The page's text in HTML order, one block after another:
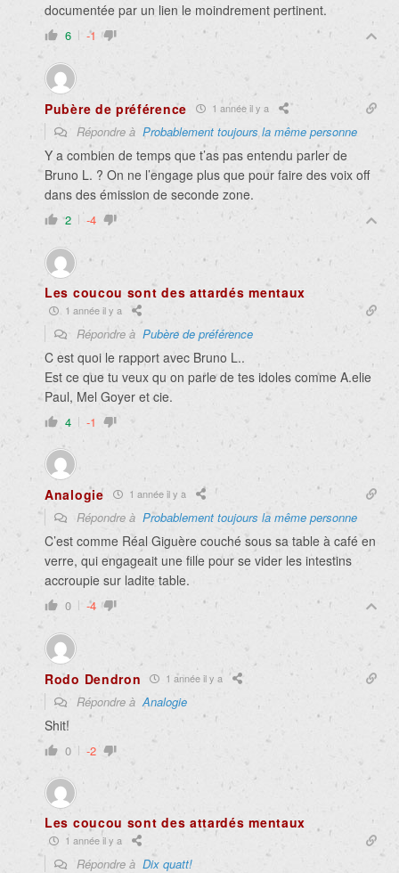
documentée par un lien le moindrement pertinent.
6 -1
Pubère de préférence 1 année il y a
Répondre à Probablement toujours la même personne
Y a combien de temps que t’as pas entendu parler de
Bruno L. ? On ne l’engage plus que pour faire des voix off
dans des émission de seconde zone.
2 -4
Les coucou sont des attardés mentaux
1 année il y a
Répondre à Pubère de préférence
C est quoi le rapport avec Bruno L..
Est ce que tu veux qu on parle de tes idoles comme A.elie
Paul, Mel Goyer et cie.
4 -1
Analogie 1 année il y a
Répondre à Probablement toujours la même personne
C’est comme Réal Giguère couché sous sa table à café en
verre, qui engageait une fille pour se vider les intestins
accroupie sur ladite table.
0 -4
Rodo Dendron 1 année il y a
Répondre à Analogie
Shit!
0 -2
Les coucou sont des attardés mentaux
1 année il y a
Répondre à Dix quatt!